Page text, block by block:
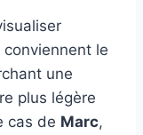
le
une
plus légère
cas de Marc,